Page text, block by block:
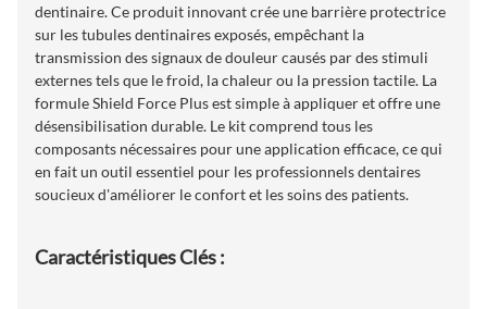
dentinaire. Ce produit innovant crée une barrière protectrice
sur les tubules dentinaires exposés, empêchant la
transmission des signaux de douleur causés par des stimuli
externes tels que le froid, la chaleur ou la pression tactile. La
formule Shield Force Plus est simple à appliquer et offre une
désensibilisation durable. Le kit comprend tous les
composants nécessaires pour une application efficace, ce qui
en fait un outil essentiel pour les professionnels dentaires
soucieux d'améliorer le confort et les soins des patients.
Caractéristiques Clés :